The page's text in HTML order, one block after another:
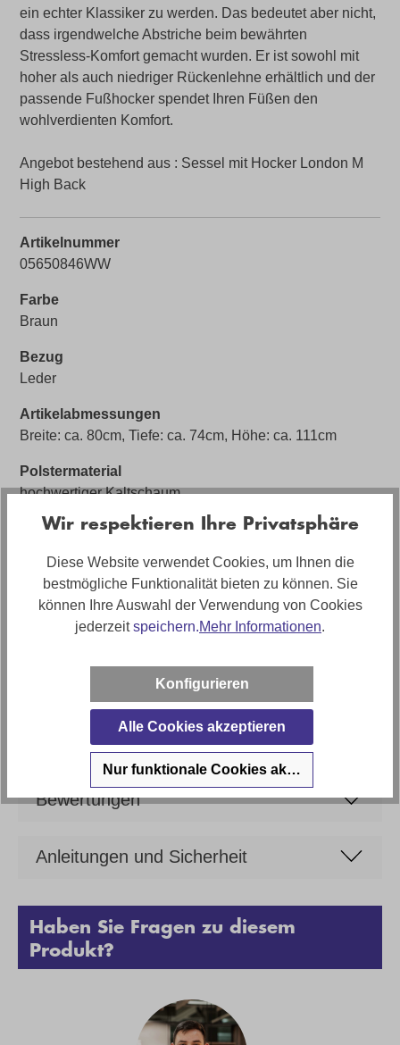
ein echter Klassiker zu werden. Das bedeutet aber nicht,
dass irgendwelche Abstriche beim bewährten
Stressless-Komfort gemacht wurden. Er ist sowohl mit
hoher als auch niedriger Rückenlehne erhältlich und der
passende Fußhocker spendet Ihren Füßen den
wohlverdienten Komfort.
Angebot bestehend aus : Sessel mit Hocker London M
High Back
Artikelnummer
05650846WW
Farbe
Braun
Bezug
Leder
Artikelabmessungen
Breite: ca. 80cm, Tiefe: ca. 74cm, Höhe: ca. 111cm
Polstermaterial
hochwertiger Kaltschaum
Stilrichtung
Artikel Bezeichnung
Sessel London M High Back
relaxfunktion
Bewertungen
Anleitungen und Sicherheit
Haben Sie Fragen zu diesem
Produkt?
Wir respektieren Ihre Privatsphäre
Diese Website verwendet Cookies, um Ihnen die
bestmögliche Funktionalität bieten zu können. Sie
können Ihre Auswahl der Verwendung von Cookies
jederzeitspeichern.Mehr Informationen.
Konfigurieren
Alle Cookies akzeptieren
Nur funktionale Cookies akzeptieren